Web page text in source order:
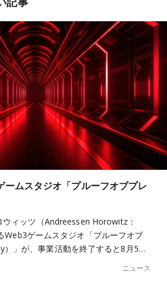
ムスタジオ「プルーフオブプレ
ィッツ（Andreessen Horowitz：
Web3ゲームスタジオ「プルーフオブ
」が、事業活動を終了すると8月5…
ニュース